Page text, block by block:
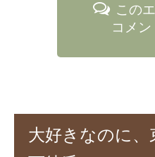
この
コメ
大好きなのに、